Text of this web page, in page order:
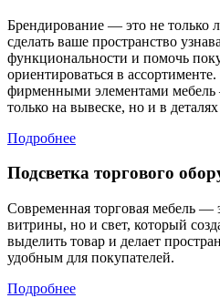
Брендирование — это не только
сделать ваше пространство
функциональности и помочь
ориентироваться в
фирменными элементами
только на вывеске, но и в
Подробнее
Подсветка торгового
Современная торговая мебель —
витрины, но и свет, который
выделить товар и делает
удобным для покупателей.
Подробнее